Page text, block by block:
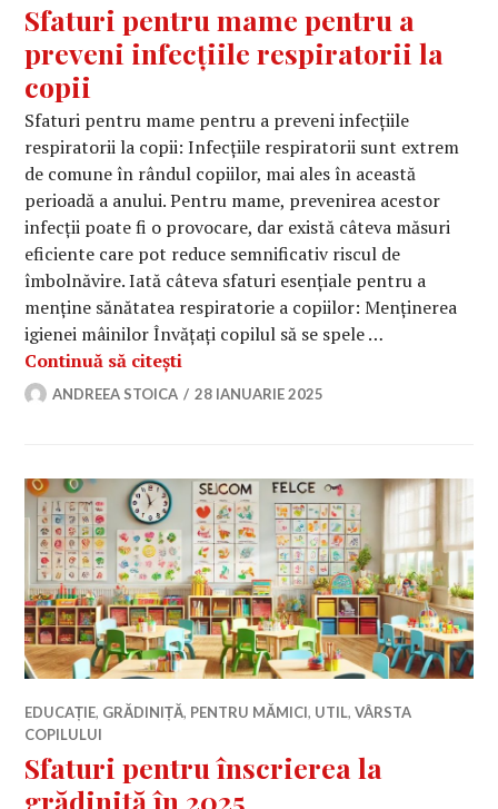
Sfaturi pentru mame pentru a
preveni infecțiile respiratorii la
copii
Sfaturi pentru mame pentru a preveni infecțiile
respiratorii la copii: Infecțiile respiratorii sunt extrem
de comune în rândul copiilor, mai ales în această
perioadă a anului. Pentru mame, prevenirea acestor
infecții poate fi o provocare, dar există câteva măsuri
eficiente care pot reduce semnificativ riscul de
îmbolnăvire. Iată câteva sfaturi esențiale pentru a
menține sănătatea respiratorie a copiilor: Menținerea
igienei mâinilor Învățați copilul să se spele …
Continuă să citești
ANDREEA STOICA 28 IANUARIE 2025
EDUCAȚIE, GRĂDINIȚĂ, PENTRU MĂMICI, UTIL,VÂRSTA
COPILULUI
Sfaturi pentru înscrierea la
grădiniță în 2025